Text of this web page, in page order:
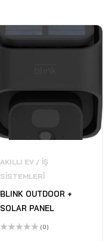
AKILLI EV / İŞ
SISTEMLERI
BLINK OUTDOOR +
SOLAR PANEL
(0)